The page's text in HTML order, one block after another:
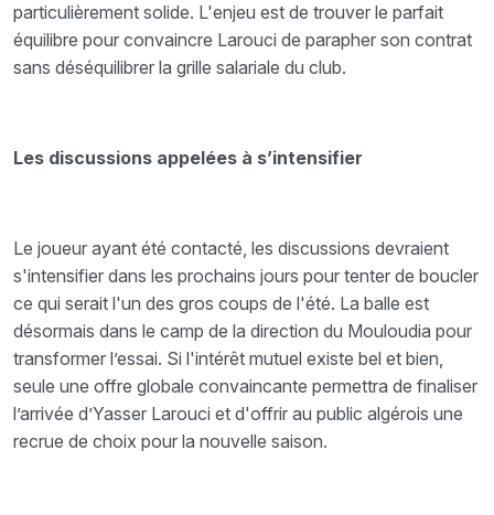
particulièrement solide. L'enjeu est de trouver le parfait
équilibre pour convaincre Larouci de parapher son contrat
sans déséquilibrer la grille salariale du club.
Les discussions appelées à s’intensifier
Le joueur ayant été contacté, les discussions devraient
s'intensifier dans les prochains jours pour tenter de boucler
ce qui serait l'un des gros coups de l'été. La balle est
désormais dans le camp de la direction du Mouloudia pour
transformer l’essai. Si l'intérêt mutuel existe bel et bien,
seule une offre globale convaincante permettra de finaliser
l’arrivée d’Yasser Larouci et d'offrir au public algérois une
recrue de choix pour la nouvelle saison.